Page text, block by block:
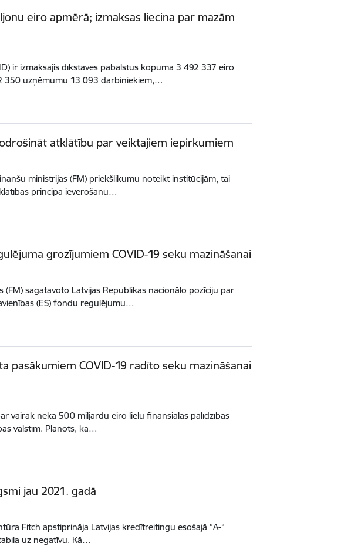
eiro apmērā; izmaksas liecina par mazām
ir izmaksājis dīkstāves pabalstus kopumā 3 492 337 eiro
350 uzņēmumu 13 093 darbiniekiem,…
atklātību par veiktajiem iepirkumiem
ministrijas (FM) priekšlikumu noteikt institūcijām, tai
principa ievērošanu…
grozījumiem COVID-19 seku mazināšanai
sagatavoto Latvijas Republikas nacionālo pozīciju par
(ES) fondu regulējumu…
pasākumiem COVID-19 radīto seku mazināšanai
vairāk nekā 500 miljardu eiro lielu finansiālās palīdzības
valstīm. Plānots, ka…
jau 2021. gadā
Fitch apstiprināja Latvijas kredītreitingu esošajā ”A-“
uz negatīvu. Kā…